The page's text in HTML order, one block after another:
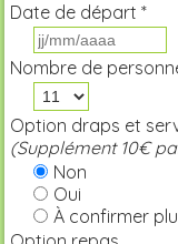
Date de départ *
Nombre de
Option draps et
(Supplément 10€
Non
Oui
À confirmer